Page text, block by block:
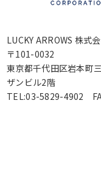
LUCKY ARROWS 株式
〒101-0032
東京都千代田区岩本町
ザンビル2階
TEL:03-5829-4902